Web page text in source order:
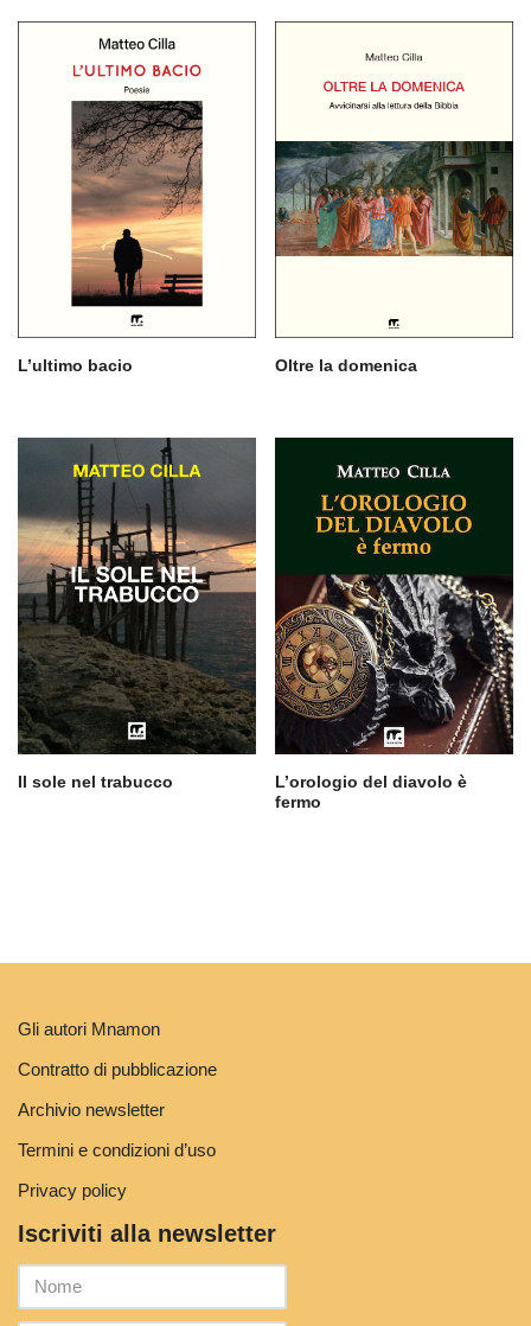
L’ultimo bacio Oltre la domenica
Il sole nel trabucco
L’orologio del diavolo è
fermo
Gli autori Mnamon
Contratto di pubblicazione
Archivio newsletter
Termini e condizioni d’uso
Privacy policy
Iscriviti alla newsletter